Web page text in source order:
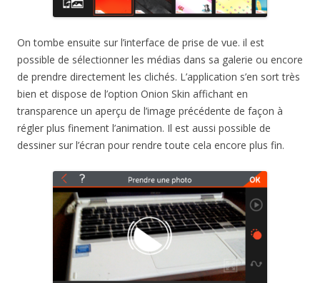
On tombe ensuite sur l’interface de prise de vue. il est
possible de sélectionner les médias dans sa galerie ou encore
de prendre directement les clichés. L’application s’en sort très
bien et dispose de l’option Onion Skin affichant en
transparence un aperçu de l’image précédente de façon à
régler plus finement l’animation. Il est aussi possible de
dessiner sur l’écran pour rendre toute cela encore plus fin.